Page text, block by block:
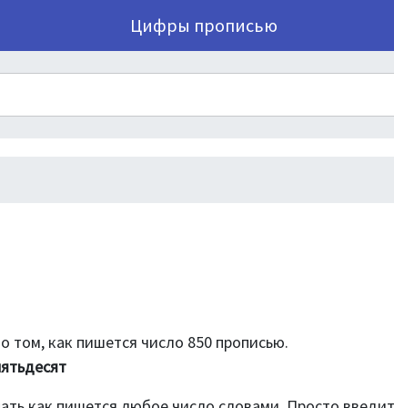
Цифры прописью
как пишется число 850 прописью.